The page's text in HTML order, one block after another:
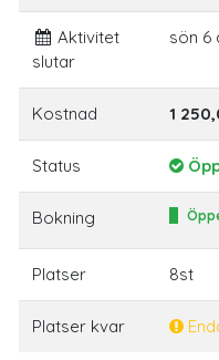
Aktivitet
slutar
sön 6
Kostnad 1
Status
Bokning
Platser 8st
Platser kvar